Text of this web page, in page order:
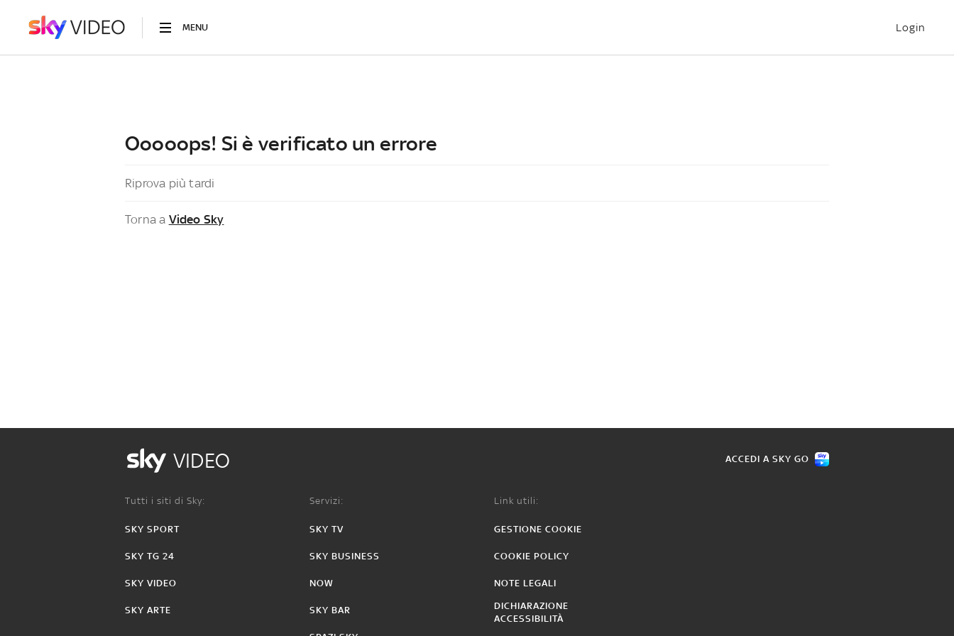
MENU Login
Ooooops! Si è verificato un errore
Riprova più tardi
Torna a Video Sky
VIDEO ACCEDI A SKY GO
Tutti i siti di Sky:
SKY SPORT
SKY TG 24
SKY VIDEO
SKY ARTE
Servizi:
SKY TV
SKY BUSINESS
NOW
SKY BAR
Link utili:
GESTIONE COOKIE
COOKIE POLICY
NOTE LEGALI
DICHIARAZIONE
ACCESSIBILITÀ